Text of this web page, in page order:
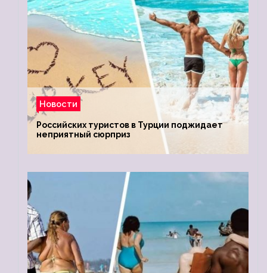
Новости
Российских туристов в Турции поджидает
неприятный сюрприз